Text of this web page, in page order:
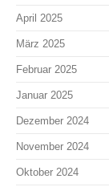
April 2025
März 2025
Februar 2025
Januar 2025
Dezember 2024
November 2024
Oktober 2024